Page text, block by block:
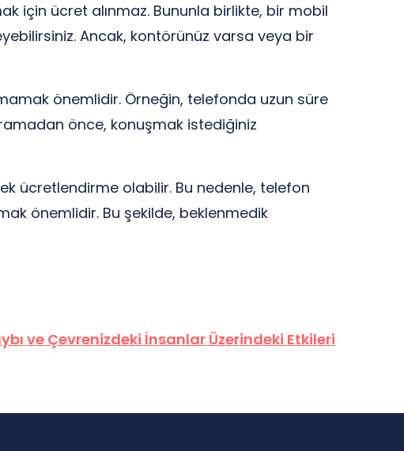
için ücret alınmaz. Bununla birlikte, bir mobil
Ancak, kontörünüz varsa veya bir
önemlidir. Örneğin, telefonda uzun süre
önce, konuşmak istediğiniz
ücretlendirme olabilir. Bu nedenle, telefon
önemlidir. Bu şekilde, beklenmedik
ve Çevrenizdeki İnsanlar Üzerindeki Etkileri